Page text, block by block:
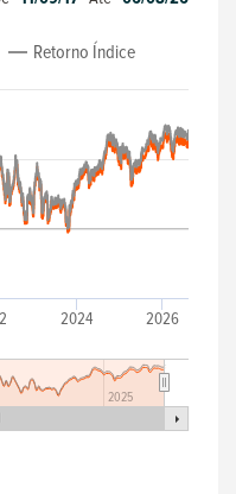
2024 2026
2025
Retorno Índice